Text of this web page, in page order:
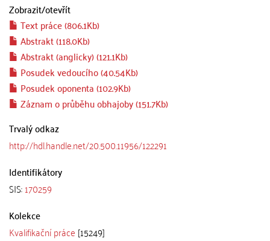
Zobrazit/otevřít
Text práce (806.1Kb)
Abstrakt (118.0Kb)
Abstrakt (anglicky) (121.1Kb)
Posudek vedoucího (40.54Kb)
Posudek oponenta (102.9Kb)
Záznam o průběhu obhajoby (151.7Kb)
Trvalý odkaz
http://hdl.handle.net/20.500.11956/122291
Identifikátory
SIS:170259
Kolekce
Kvalifikační práce [15249]